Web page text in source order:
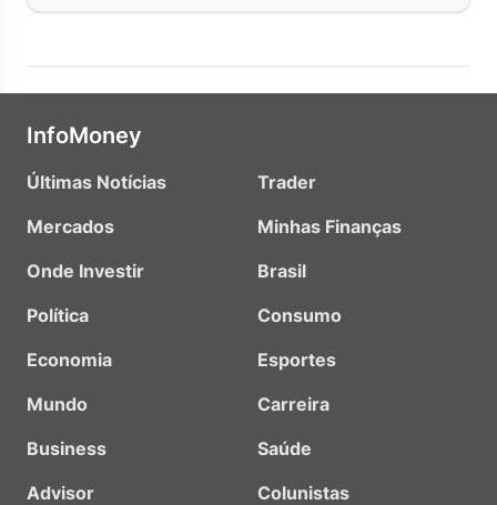
InfoMoney
Últimas Notícias
Mercados
Onde Investir
Política
Economia
Mundo
Business
Advisor
Trader
Minhas Finanças
Brasil
Consumo
Esportes
Carreira
Saúde
Colunistas